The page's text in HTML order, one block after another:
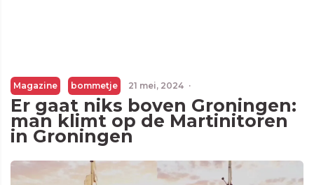
Magazine bommetje 21 mei, 2024 ·
Er gaat niks boven Groningen:
man klimt op de Martinitoren
in Groningen